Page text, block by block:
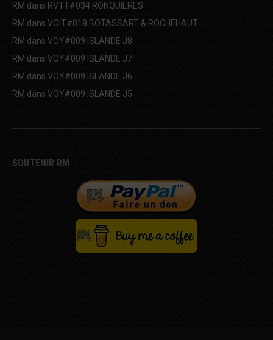
RM dans RVTT#034 RONQUIERES
RM dans VOIT#018 BOTASSART & ROCHEHAUT
RM dans VOY#009 ISLANDE J8
RM dans VOY#009 ISLANDE J7
RM dans VOY#009 ISLANDE J6
RM dans VOY#009 ISLANDE J5
SOUTENIR RM